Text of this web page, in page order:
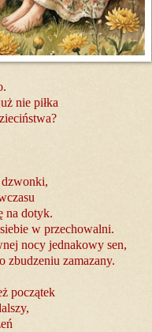
nie piłka
na dotyk.
w przechowalni.
nocy jednakowy sen,
zbudzeniu zamazany.
początek